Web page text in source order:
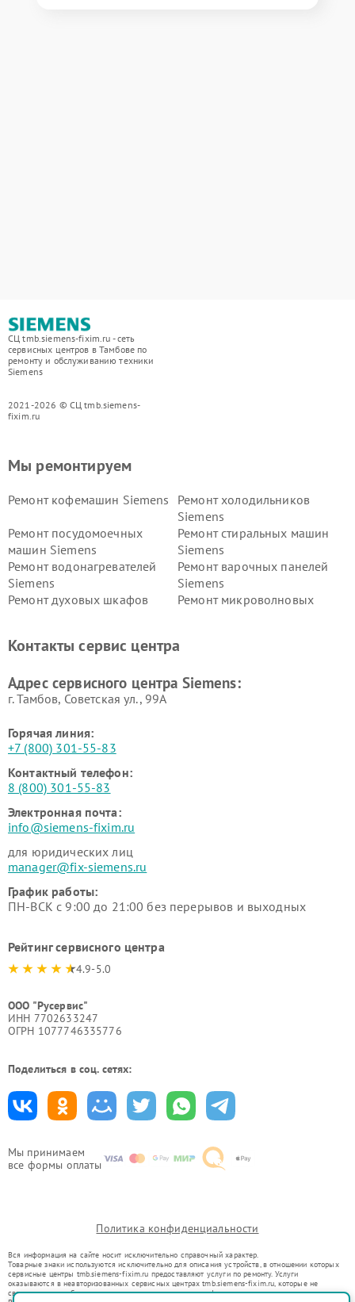
СЦ tmb.siemens-fixim.ru - сеть
сервисных центров в Тамбове по
ремонту и обслуживанию техники
Siemens
2021-2026 © СЦ tmb.siemens-
fixim.ru
Мы принимаем
все формы оплаты
Мы ремонтируем
Ремонт кофемашин Siemens
Ремонт холодильников
Siemens
Ремонт посудомоечных
машин Siemens
Ремонт стиральных машин
Siemens
Ремонт водонагревателей
Siemens
Ремонт варочных панелей
Siemens
Ремонт духовых шкафов
Ремонт микроволновых
Siemens
Siemens
Siemens
Siemens
Контакты сервис центра
Адрес сервисного центра Siemens:
г. Тамбов, Советская ул., 99А
Горячая линия:
+7 (800) 301-55-83
Контактный телефон:
8 (800) 301-55-83
Электронная почта:
info@siemens-fixim.ru
для юридических лиц
manager@fix-siemens.ru
График работы:
ПН-ВСК с 9:00 до 21:00 без перерывов и выходных
Рейтинг сервисного центра
4.9-5.0
ООО "Русервис"
ИНН 7702633247
ОГРН 1077746335776
Поделиться в соц. сетях:
Политика конфиденциальности
Вся информация на сайте носит исключительно справочный характер.
Товарные знаки используются исключительно для описания устройств, в отношении которых
сервисные центры tmb.siemens-fixim.ru предоставляют услуги по ремонту. Услуги
оказываются в неавторизованных сервисных центрах tmb.siemens-fixim.ru, которые не
связаны с правообладателями товарных знаков или их официальными представителями.